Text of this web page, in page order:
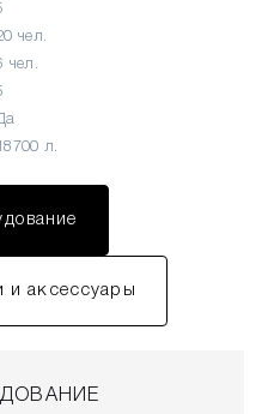
чел.
чел.
л.
и аксессуары